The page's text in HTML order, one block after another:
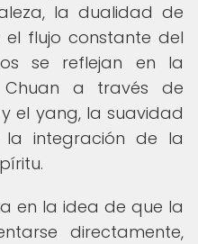
la dualidad de
flujo constante del
se reflejan en la
a través de
el yang, la suavidad
integración de la
en la idea de que la
directamente,